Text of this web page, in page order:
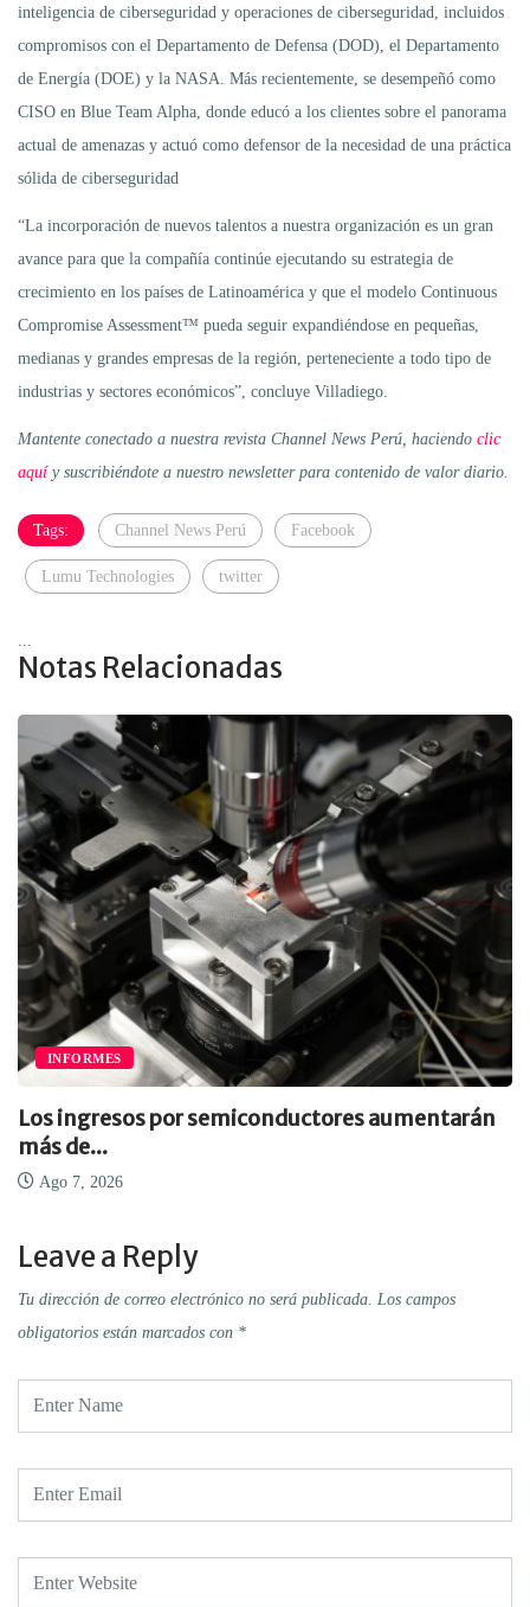
inteligencia de ciberseguridad y operaciones de ciberseguridad, incluidos
compromisos con el Departamento de Defensa (DOD), el Departamento
de Energía (DOE) y la NASA. Más recientemente, se desempeñó como
CISO en Blue Team Alpha, donde educó a los clientes sobre el panorama
actual de amenazas y actuó como defensor de la necesidad de una práctica
sólida de ciberseguridad
“La incorporación de nuevos talentos a nuestra organización es un gran
avance para que la compañía continúe ejecutando su estrategia de
crecimiento en los países de Latinoamérica y que el modelo Continuous
Compromise Assessment™ pueda seguir expandiéndose en pequeñas,
medianas y grandes empresas de la región, perteneciente a todo tipo de
industrias y sectores económicos”, concluye Villadiego.
Mantente conectado a nuestra revista Channel News Perú, haciendo clic
aquíy suscribiéndote a nuestro newsletter para contenido de valor diario.
Tags: Channel News Perú Facebook
Lumu Technologies twitter
Notas Relacionadas
INFORMES
Los ingresos por semiconductores aumentarán
más de...
Ago 7, 2026
Leave a Reply
Tu dirección de correo electrónico no será publicada. Los campos
obligatorios están marcados con *